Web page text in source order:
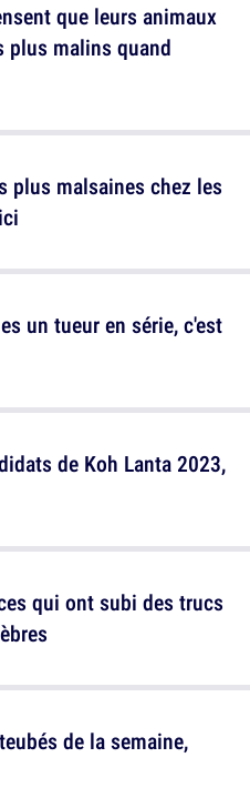
plus malsaines chez les
de Koh Lanta 2023,
de la semaine,
que leurs animaux
plus malins quand
un tueur en série, c'est
qui ont subi des trucs